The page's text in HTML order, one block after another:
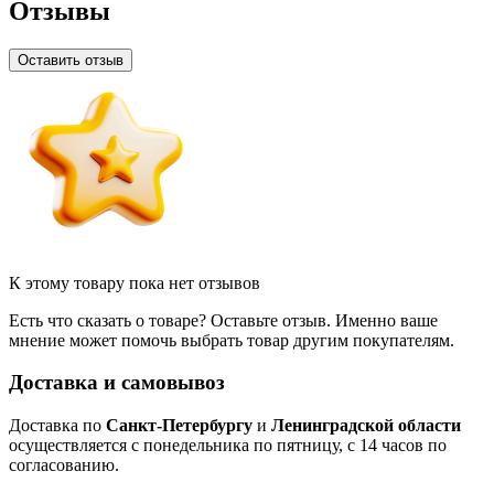
Отзывы
Оставить отзыв
К этому товару пока нет отзывов
Есть что сказать о товаре? Оставьте отзыв. Именно ваше
мнение может помочь выбрать товар другим покупателям.
Доставка и самовывоз
Доставка по Санкт-Петербургу и Ленинградской области
осуществляется с понедельника по пятницу, с 14 часов по
согласованию.